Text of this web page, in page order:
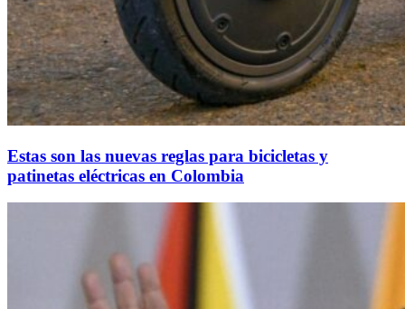
Estas son las nuevas reglas para bicicletas y
patinetas eléctricas en Colombia